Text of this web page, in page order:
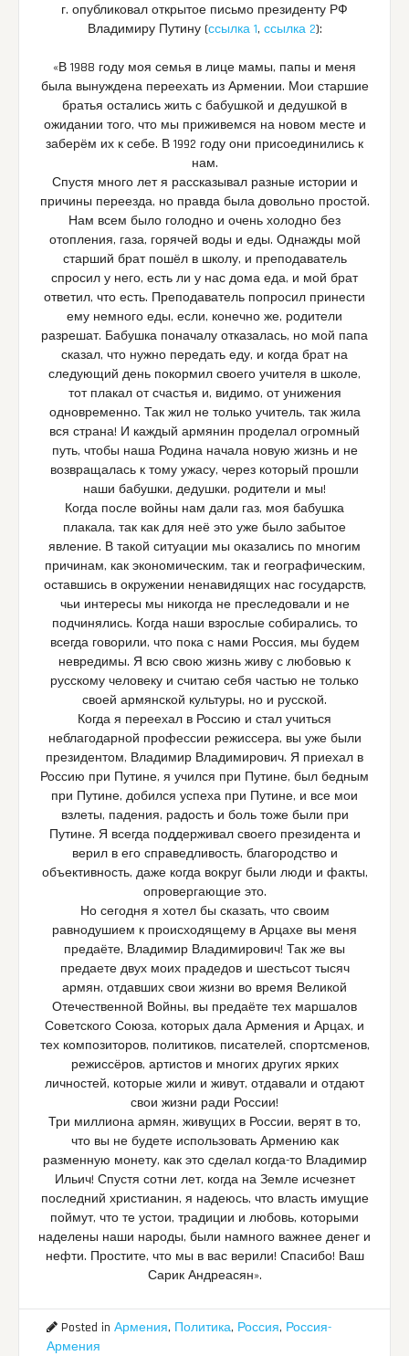
г. опубликовал открытое письмо президенту РФ
Владимиру Путину (ссылка 1, ссылка 2):
«В 1988 году моя семья в лице мамы, папы и меня
была вынуждена переехать из Армении. Мои старшие
братья остались жить с бабушкой и дедушкой в
ожидании того, что мы приживемся на новом месте и
заберём их к себе. В 1992 году они присоединились к
нам.
Спустя много лет я рассказывал разные истории и
причины переезда, но правда была довольно простой.
Нам всем было голодно и очень холодно без
отопления, газа, горячей воды и еды. Однажды мой
старший брат пошёл в школу, и преподаватель
спросил у него, есть ли у нас дома еда, и мой брат
ответил, что есть. Преподаватель попросил принести
ему немного еды, если, конечно же, родители
разрешат. Бабушка поначалу отказалась, но мой папа
сказал, что нужно передать еду, и когда брат на
следующий день покормил своего учителя в школе,
тот плакал от счастья и, видимо, от унижения
одновременно. Так жил не только учитель, так жила
вся страна! И каждый армянин проделал огромный
путь, чтобы наша Родина начала новую жизнь и не
возвращалась к тому ужасу, через который прошли
наши бабушки, дедушки, родители и мы!
Когда после войны нам дали газ, моя бабушка
плакала, так как для неё это уже было забытое
явление. В такой ситуации мы оказались по многим
причинам, как экономическим, так и географическим,
оставшись в окружении ненавидящих нас государств,
чьи интересы мы никогда не преследовали и не
подчинялись. Когда наши взрослые собирались, то
всегда говорили, что пока с нами Россия, мы будем
невредимы. Я всю свою жизнь живу с любовью к
русскому человеку и считаю себя частью не только
своей армянской культуры, но и русской.
Когда я переехал в Россию и стал учиться
неблагодарной профессии режиссера, вы уже были
президентом, Владимир Владимирович. Я приехал в
Россию при Путине, я учился при Путине, был бедным
при Путине, добился успеха при Путине, и все мои
взлеты, падения, радость и боль тоже были при
Путине. Я всегда поддерживал своего президента и
верил в его справедливость, благородство и
объективность, даже когда вокруг были люди и факты,
опровергающие это.
Но сегодня я хотел бы сказать, что своим
равнодушием к происходящему в Арцахе вы меня
предаёте, Владимир Владимирович! Так же вы
предаете двух моих прадедов и шестьсот тысяч
армян, отдавших свои жизни во время Великой
Отечественной Войны, вы предаёте тех маршалов
Советского Союза, которых дала Армения и Арцах, и
тех композиторов, политиков, писателей, спортсменов,
режиссёров, артистов и многих других ярких
личностей, которые жили и живут, отдавали и отдают
свои жизни ради России!
Три миллиона армян, живущих в России, верят в то,
что вы не будете использовать Армению как
разменную монету, как это сделал когда-то Владимир
Ильич! Спустя сотни лет, когда на Земле исчезнет
последний христианин, я надеюсь, что власть имущие
поймут, что те устои, традиции и любовь, которыми
наделены наши народы, были намного важнее денег и
нефти. Простите, что мы в вас верили! Спасибо! Ваш
Сарик Андреасян».
Posted in Армения, Политика, Россия, Россия-
Армения